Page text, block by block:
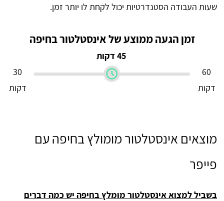
שעות העבודה הסטנדרטיות יכול לקחת לו יותר זמן.
זמן הגעה ממוצע של אינסטלטור בחיפה
45 דקות
60
דקות
30
דקות
מוצאים אינסטלטור מומולץ בחיפה עם
פייפר
בשביל למצוא אינסטלטור מומלץ בחיפה יש כמה דברים